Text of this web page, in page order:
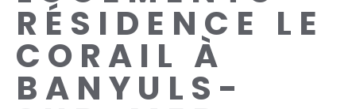
RÉSIDENCE LE
CORAIL À
BANYULS-